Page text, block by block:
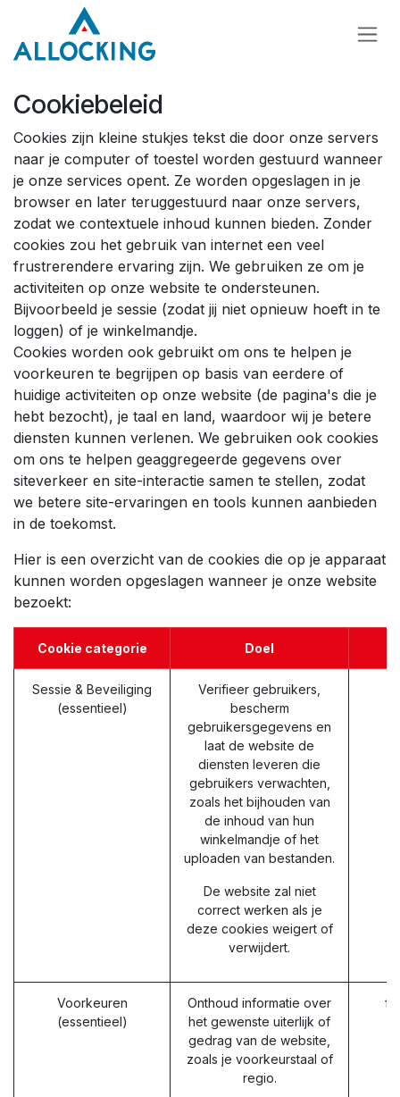
Overslaan naar inhoud
Cookiebeleid
Cookies zijn kleine stukjes tekst die door onze servers
naar je computer of toestel worden gestuurd wanneer
je onze services opent. Ze worden opgeslagen in je
browser en later teruggestuurd naar onze servers,
zodat we contextuele inhoud kunnen bieden. Zonder
cookies zou het gebruik van internet een veel
frustrerendere ervaring zijn. We gebruiken ze om je
activiteiten op onze website te ondersteunen.
Bijvoorbeeld je sessie (zodat jij niet opnieuw hoeft in te
loggen) of je winkelmandje.
Cookies worden ook gebruikt om ons te helpen je
voorkeuren te begrijpen op basis van eerdere of
huidige activiteiten op onze website (de pagina's die je
hebt bezocht), je taal en land, waardoor wij je betere
diensten kunnen verlenen. We gebruiken ook cookies
om ons te helpen geaggregeerde gegevens over
siteverkeer en site-interactie samen te stellen, zodat
we betere site-ervaringen en tools kunnen aanbieden
in de toekomst.
Hier is een overzicht van de cookies die op je apparaat
kunnen worden opgeslagen wanneer je onze website
bezoekt:
Cookie categorie Doel
Sessie & Beveiliging
(essentieel)
Verifieer gebruikers,
bescherm
gebruikersgegevens en
laat de website de
diensten leveren die
gebruikers verwachten,
zoals het bijhouden van
de inhoud van hun
winkelmandje of het
uploaden van bestanden.
De website zal niet
correct werken als je
deze cookies weigert of
verwijdert.
Voorkeuren
(essentieel)
Onthoud informatie over
het gewenste uiterlijk of
gedrag van de website,
zoals je voorkeurstaal of
regio.